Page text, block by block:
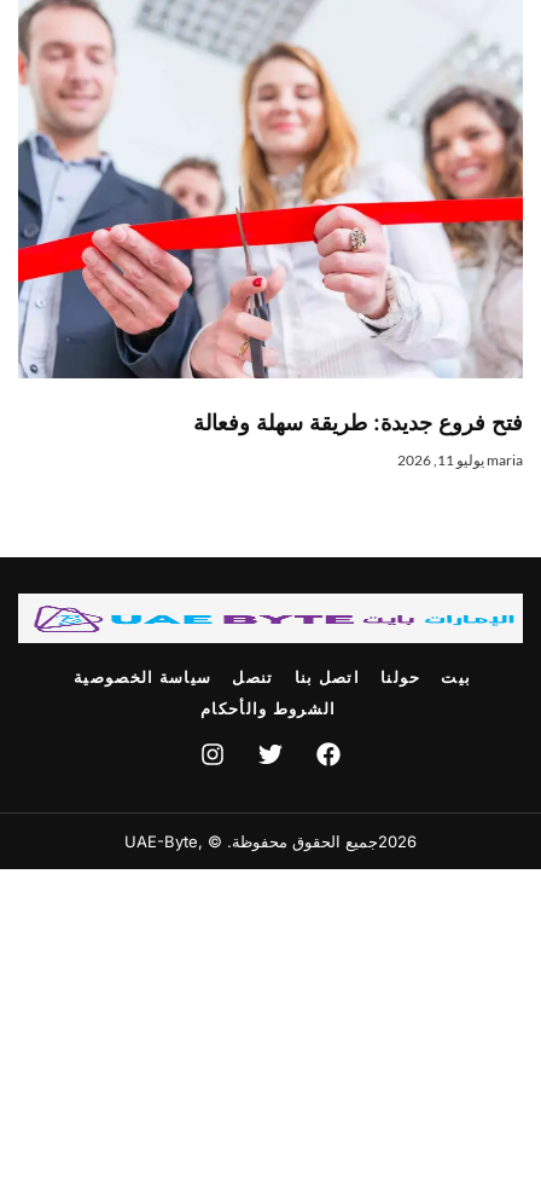
فتح فروع جديدة: طريقة سهلة وفعالة
mariaيوليو 11, 2026
بيت حولنا اتصل بنا تنصل
سياسة الخصوصية
الشروط والأحكام
2026جميع الحقوق محفوظة. © ,UAE-Byte